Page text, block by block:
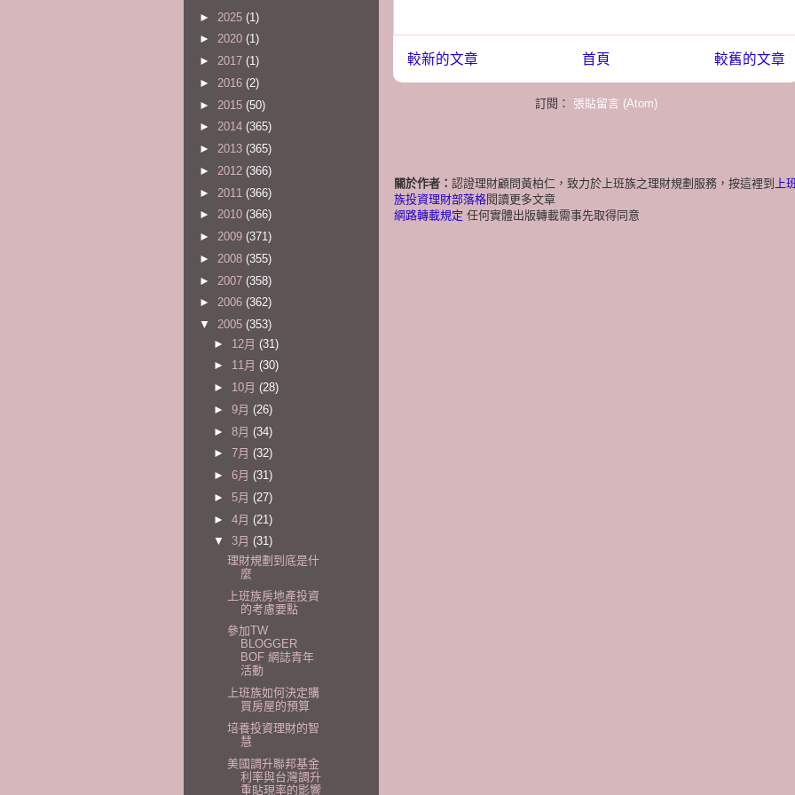
較新的文章 較舊的文章
首頁
訂閱： 張貼留言 (Atom)
關於作者： 認證理財顧問黃柏仁，致力於上班族之理財規劃服務，按這裡到 上
族投資理財部落格閱讀更多文章
網路轉載規定 任何實體出版轉載需事先取得同意
► 2025 (1)
► 2020 (1)
► 2017 (1)
► 2016 (2)
► 2015 (50)
► 2014 (365)
► 2013 (365)
► 2012 (366)
► 2011 (366)
► 2010 (366)
► 2009 (371)
► 2008 (355)
► 2007 (358)
► 2006 (362)
▼ 2005 (353)
► 12月 (31)
► 11月 (30)
► 10月 (28)
► 9月 (26)
► 8月 (34)
► 7月 (32)
► 6月 (31)
► 5月 (27)
► 4月 (21)
▼ 3月 (31)
理財規劃到底是什
麼
上班族房地產投資
的考慮要點
參加TW
BLOGGER
BOF 網誌青年
活動
上班族如何決定購
買房屋的預算
培養投資理財的智
慧
美國調升聯邦基金
利率與台灣調升
重貼現率的影響